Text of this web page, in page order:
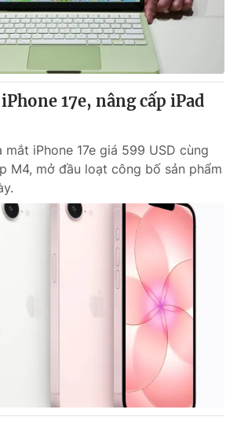
tương lai
17e, nâng cấp iPad
mắt iPhone 17e giá 599 USD cùng
M4, mở đầu loạt công bố sản phẩm